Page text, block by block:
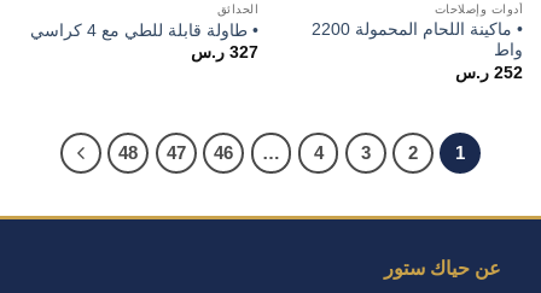
أدوات وإصلاحات
• ماكينة اللحام المحمولة 2200
واط
252 ر.س
الحدائق
• طاولة قابلة للطي مع 4 كراسي
327 ر.س
1
2
3
4
…
46
47
48
عن حياك ستور